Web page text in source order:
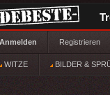
Anmelden Registrieren
WITZE BILDER &